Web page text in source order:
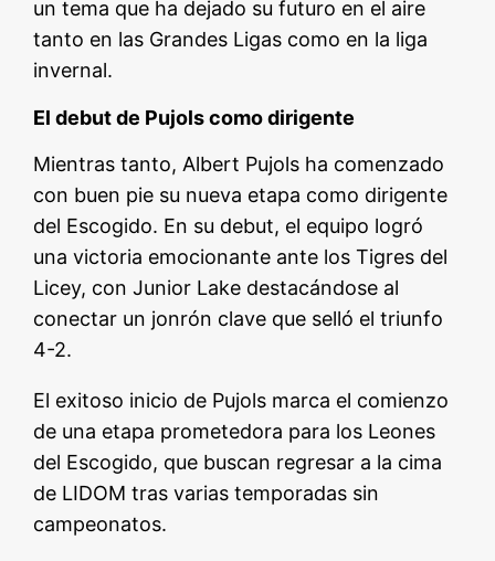
un tema que ha dejado su futuro en el aire
tanto en las Grandes Ligas como en la liga
invernal.
El debut de Pujols como dirigente
Mientras tanto, Albert Pujols ha comenzado
con buen pie su nueva etapa como dirigente
del Escogido. En su debut, el equipo logró
una victoria emocionante ante los Tigres del
Licey, con Junior Lake destacándose al
conectar un jonrón clave que selló el triunfo
4-2.
El exitoso inicio de Pujols marca el comienzo
de una etapa prometedora para los Leones
del Escogido, que buscan regresar a la cima
de LIDOM tras varias temporadas sin
campeonatos.